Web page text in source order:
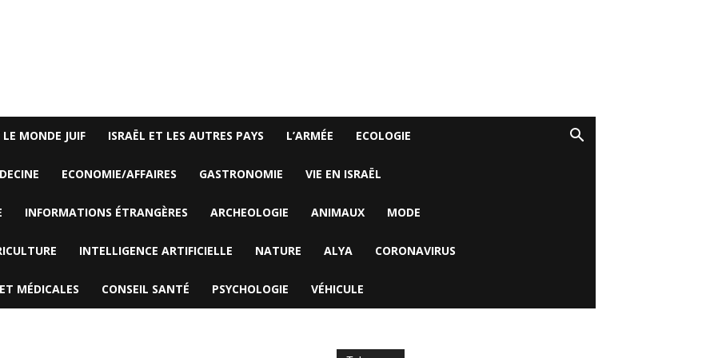
MONDE JUIF ISRAËL ET LES AUTRES PAYS L’ARMÉE ECOLOGIE
ECONOMIE/AFFAIRES GASTRONOMIE VIE EN ISRAËL
INFORMATIONS ÉTRANGÈRES ARCHEOLOGIE ANIMAUX MODE
INTELLIGENCE ARTIFICIELLE NATURE ALYA CORONAVIRUS
MÉDICALES CONSEIL SANTÉ PSYCHOLOGIE VÉHICULE